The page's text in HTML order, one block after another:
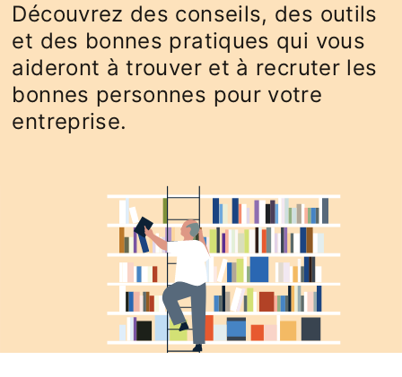
Découvrez des conseils, des outils
et des bonnes pratiques qui vous
aideront à trouver et à recruter les
bonnes personnes pour votre
entreprise.